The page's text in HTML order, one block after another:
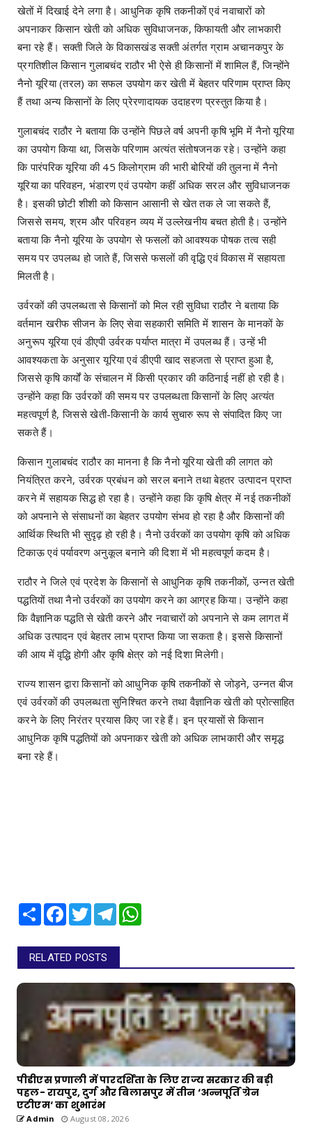
खेतों में दिखाई देने लगा है। आधुनिक कृषि तकनीकों एवं नवाचारों को
अपनाकर किसान खेती को अधिक सुविधाजनक, किफायती और लाभकारी
बना रहे हैं। सक्ती जिले के विकासखंड सक्ती अंतर्गत ग्राम अचानकपुर के
प्रगतिशील किसान गुलाबचंद राठौर भी ऐसे ही किसानों में शामिल हैं, जिन्होंने
नैनो यूरिया (तरल) का सफल उपयोग कर खेती में बेहतर परिणाम प्राप्त किए
हैं तथा अन्य किसानों के लिए प्रेरणादायक उदाहरण प्रस्तुत किया है।
गुलाबचंद राठौर ने बताया कि उन्होंने पिछले वर्ष अपनी कृषि भूमि में नैनो यूरिया
का उपयोग किया था, जिसके परिणाम अत्यंत संतोषजनक रहे। उन्होंने कहा
कि पारंपरिक यूरिया की 45 किलोग्राम की भारी बोरियों की तुलना में नैनो
यूरिया का परिवहन, भंडारण एवं उपयोग कहीं अधिक सरल और सुविधाजनक
है। इसकी छोटी शीशी को किसान आसानी से खेत तक ले जा सकते हैं,
जिससे समय, श्रम और परिवहन व्यय में उल्लेखनीय बचत होती है। उन्होंने
बताया कि नैनो यूरिया के उपयोग से फसलों को आवश्यक पोषक तत्व सही
समय पर उपलब्ध हो जाते हैं, जिससे फसलों की वृद्धि एवं विकास में सहायता
मिलती है।
उर्वरकों की उपलब्धता से किसानों को मिल रही सुविधा राठौर ने बताया कि
वर्तमान खरीफ सीजन के लिए सेवा सहकारी समिति में शासन के मानकों के
अनुरूप यूरिया एवं डीएपी उर्वरक पर्याप्त मात्रा में उपलब्ध हैं। उन्हें भी
आवश्यकता के अनुसार यूरिया एवं डीएपी खाद सहजता से प्राप्त हुआ है,
जिससे कृषि कार्यों के संचालन में किसी प्रकार की कठिनाई नहीं हो रही है।
उन्होंने कहा कि उर्वरकों की समय पर उपलब्धता किसानों के लिए अत्यंत
महत्वपूर्ण है, जिससे खेती-किसानी के कार्य सुचारु रूप से संपादित किए जा
सकते हैं।
किसान गुलाबचंद राठौर का मानना है कि नैनो यूरिया खेती की लागत को
नियंत्रित करने, उर्वरक प्रबंधन को सरल बनाने तथा बेहतर उत्पादन प्राप्त
करने में सहायक सिद्ध हो रहा है। उन्होंने कहा कि कृषि क्षेत्र में नई तकनीकों
को अपनाने से संसाधनों का बेहतर उपयोग संभव हो रहा है और किसानों की
आर्थिक स्थिति भी सुदृढ़ हो रही है। नैनो उर्वरकों का उपयोग कृषि को अधिक
टिकाऊ एवं पर्यावरण अनुकूल बनाने की दिशा में भी महत्वपूर्ण कदम है।
राठौर ने जिले एवं प्रदेश के किसानों से आधुनिक कृषि तकनीकों, उन्नत खेती
पद्धतियों तथा नैनो उर्वरकों का उपयोग करने का आग्रह किया। उन्होंने कहा
कि वैज्ञानिक पद्धति से खेती करने और नवाचारों को अपनाने से कम लागत में
अधिक उत्पादन एवं बेहतर लाभ प्राप्त किया जा सकता है। इससे किसानों
की आय में वृद्धि होगी और कृषि क्षेत्र को नई दिशा मिलेगी।
राज्य शासन द्वारा किसानों को आधुनिक कृषि तकनीकों से जोड़ने, उन्नत बीज
एवं उर्वरकों की उपलब्धता सुनिश्चित करने तथा वैज्ञानिक खेती को प्रोत्साहित
करने के लिए निरंतर प्रयास किए जा रहे हैं। इन प्रयासों से किसान
आधुनिक कृषि पद्धतियों को अपनाकर खेती को अधिक लाभकारी और समृद्ध
बना रहे हैं।
Share Facebook
TwitterTelegram
RELATED POSTS
पीडीएस प्रणाली में पारदर्शिता के लिए राज्य सरकार की बड़ी
पहल- रायपुर, दुर्ग और बिलासपुर में तीन ‘अन्नपूर्ति ग्रेन
एटीएम‘ का शुभारंभ
Admin August 08, 2026